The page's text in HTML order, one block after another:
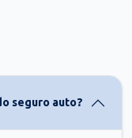
seguro auto?